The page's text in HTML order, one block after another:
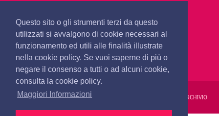
Questo sito o gli strumenti terzi da questo
utilizzati si avvalgono di cookie necessari al
funzionamento ed utili alle finalità illustrate
nella cookie policy. Se vuoi saperne di più o
negare il consenso a tutti o ad alcuni cookie,
consulta la cookie policy.
Maggiori Informazioni
redazione@olbianotizie.it
REDAZIONE PUBBLICITÀ PRIVACY E COOKIES ARCHIVIO